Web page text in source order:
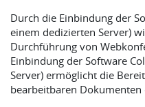
Durch die Einbindung der
einem dedizierten Server)
Durchführung von
Einbindung der Software
Server) ermöglicht die
bearbeitbaren